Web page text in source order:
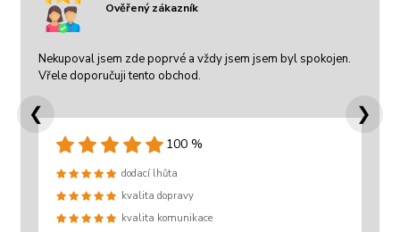
Ověřený zákazník
Nekupoval jsem zde poprvé a vždy jsem jsem byl spokojen.
Vřele doporučuji tento obchod.
100 %
dodací lhůta
kvalita dopravy
kvalita komunikace
❮ ❯